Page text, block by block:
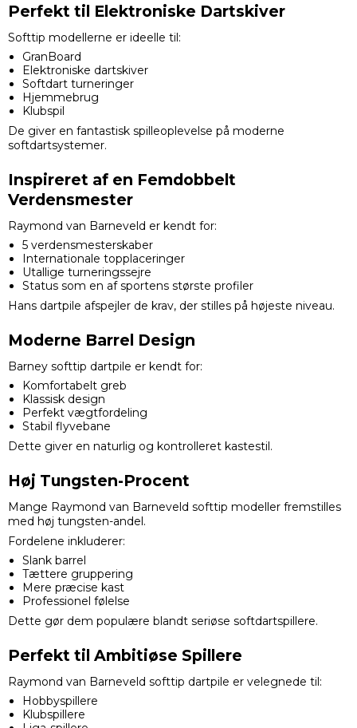
Perfekt til Elektroniske Dartskiver
Softtip modellerne er ideelle til:
GranBoard
Elektroniske dartskiver
Softdart turneringer
Hjemmebrug
Klubspil
De giver en fantastisk spilleoplevelse på moderne
softdartsystemer.
Inspireret af en Femdobbelt
Verdensmester
Raymond van Barneveld er kendt for:
5 verdensmesterskaber
Internationale topplaceringer
Utallige turneringssejre
Status som en af sportens største profiler
Hans dartpile afspejler de krav, der stilles på højeste niveau.
Moderne Barrel Design
Barney softtip dartpile er kendt for:
Komfortabelt greb
Klassisk design
Perfekt vægtfordeling
Stabil flyvebane
Dette giver en naturlig og kontrolleret kastestil.
Høj Tungsten-Procent
Mange Raymond van Barneveld softtip modeller fremstilles
med høj tungsten-andel.
Fordelene inkluderer:
Slank barrel
Tættere gruppering
Mere præcise kast
Professionel følelse
Dette gør dem populære blandt seriøse softdartspillere.
Perfekt til Ambitiøse Spillere
Raymond van Barneveld softtip dartpile er velegnede til:
Hobbyspillere
Klubspillere